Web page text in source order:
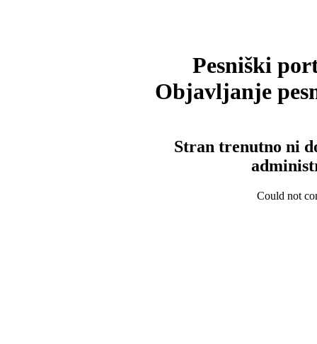
Pesniški
Objavljanje
Stran trenutno ni
Could not